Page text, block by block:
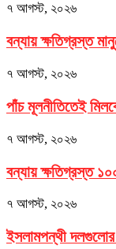
৭ আগস্ট, ২০২৬
বন্যায় ক্ষতিগ্রস্ত
৭ আগস্ট, ২০২৬
পাঁচ মূলনীতিতেই
৭ আগস্ট, ২০২৬
বন্যায় ক্ষতিগ্রস্ত
৭ আগস্ট, ২০২৬
ইসলামপন্থী